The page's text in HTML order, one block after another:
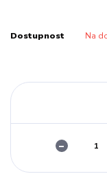
Dostupnost Na